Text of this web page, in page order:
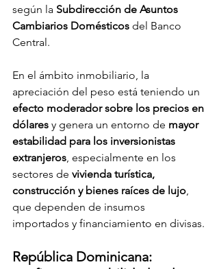
según la Subdirección de Asuntos
Cambiarios Domésticos del Banco
Central.
En el ámbito inmobiliario, la
apreciación del peso está teniendo un
efecto moderador sobre los precios en
dólares y genera un entorno de mayor
estabilidad para los inversionistas
extranjeros , especialmente en los
sectores de vivienda turística,
construcción y bienes raíces de lujo
que dependen de insumos
importados y financiamiento en divisas.
República Dominicana: